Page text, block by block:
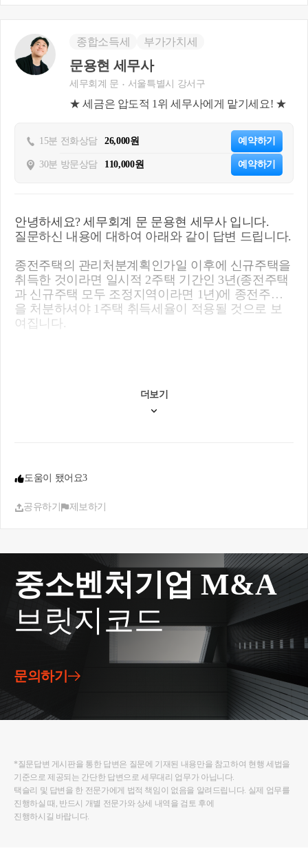
신규 주택을 취득한 뒤, [종전 주택이 완성되고 나서]
3년 (조정지역 1년) 이내에 [종전 주택](신축 주택)을
팔아도 됩니다.
주민이라면?
하는 조합원입주권의 취득시점은?
○ 조합원입주권을 주택 수에 포함한 것은 주거용 건
하겠다는 중과제도 취지를 반영한 것으로(법 제13조
의3제2호), 해당 주택의 멸실 전까지는 주택을 소유
한 것이므로, 멸실 이후부터 조합원입주권을 소유한
것으로 보아야 함
※ 관리처분계획 인가가 있는 경우라도 해당 주거용
지방세법 시행령 제28조의5(일시적 2주택)
그 주택, 조합원입주권, 주택분양권 또는 오피스텔
(이하 이 조 및 제36조의3에서 “종전 주택등”이라 한
다)을 소유한 상태에서 이사ㆍ학업ㆍ취업ㆍ직장이
전 및 이와 유사한 사유로 다른 1주택(이하 이 조 및
법」 제63조의2제1항제1호에 따른 조정대상지역에
있는 경우에는 1년으로 한다. 이하 이 조에서 “일시
적 2주택 기간”이라 한다) 이내에 종전 주택등(신규
주택이 조합원입주권 또는 주택분양권에 의한 주택
이거나 종전 주택등이 조합원입주권 또는 주택분양
권인 경우에는 신규 주택을 포함한다)을 처분하는 경
우 해당 신규 주택을 말한다.
② 제1항을 적용할 때 조합원입주권 또는 주택분양
권을 1개 소유한 1세대가 그 조합원입주권 또는 주택
분양권을 소유한 상태에서 신규 주택을 취득한 경우
에는 해당 조합원입주권 또는 주택분양권에 의한 주
③ 제1항을 적용할 때 종전 주택등이 「도시 및 주거
환경정비법」 제74조제1항에 따른 관리처분계획의
인가 또는 「빈집 및 소규모주택 정비에 관한 특례
법」 제29조제1항에 따른 사업시행계획인가를 받은
주택인 경우로서 관리처분계획인가 또는 사업시행
종합소득세 부가가치세
문용현 세무사
세무회계 문 서울특별시 강서구
★ 세금은 압도적 1위 세무사에게 맡기세요! ★
15분 전화상담 26,000원 예약하기
30분 방문상담 110,000원 예약하기
안녕하세요? 세무회계 문 문용현 세무사 입니다.
질문하신 내용에 대하여 아래와 같이 답변 드립니다.
종전주택의 관리처분계획인가일 이후에 신규주택을
취득한 것이라면 일시적 2주택 기간인 3년(종전주택
과 신규주택 모두 조정지역이라면 1년)에 종전주택
을 처분하셔야 1주택 취득세율이 적용될 것으로 보
여집니다.
더보기
도움이 됐어요3
공유하기 제보하기
중소벤처기업 M&A
브릿지코드
문의하기
*질문답변 게시판을 통한 답변은 질문에 기재된 내용만을 참고하여 현행 세법을
기준으로 제공되는 간단한 답변으로 세무대리 업무가 아닙니다.
택슬리 및 답변을 한 전문가에게 법적 책임이 없음을 알려드립니다. 실제 업무를
진행하실 때, 반드시 개별 전문가와 상세 내역을 검토 후에
진행하시길 바랍니다.